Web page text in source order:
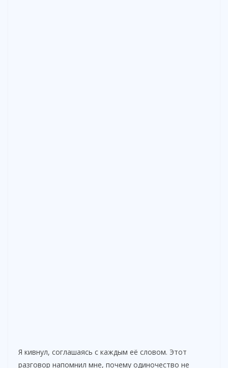
Я кивнул, соглашаясь с каждым её словом. Этот
разговор напомнил мне, почему одиночество не